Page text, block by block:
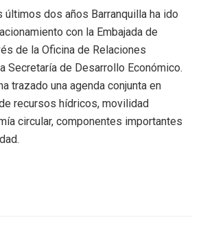
últimos dos años Barranquilla ha ido
con la Embajada de
de la Oficina de Relaciones
Secretaría de Desarrollo Económico.
trazado una agenda conjunta en
recursos hídricos, movilidad
circular, componentes importantes